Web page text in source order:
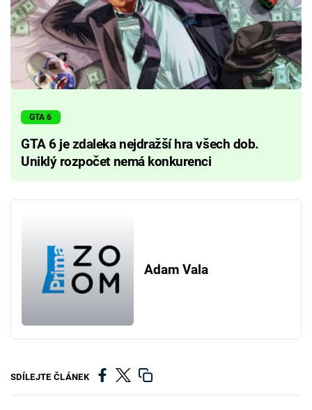
GTA 6
GTA 6 je zdaleka nejdražší hra všech dob.
Uniklý rozpočet nemá konkurenci
Adam Vala
SDÍLEJTE ČLÁNEK